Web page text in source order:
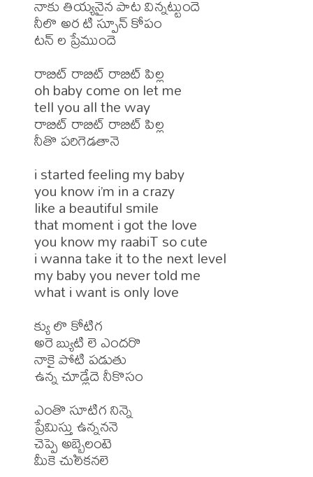
నాకు తియ్యనైన పాట విన్నట్టుందె
నీలొ అర టి స్పూన్ కోపం
టన్ ల ప్రేముందె
రాబిట్ రాబిట్ రాబిట్ పిల్ల
oh baby come on let me
tell you all the way
రాబిట్ రాబిట్ రాబిట్ పిల్ల
నీతొ పరిగెడతానె
i started feeling my baby
you know i’m in a crazy
like a beautiful smile
that moment i got the love
you know my raabiT so cute
i wanna take it to the next level
my baby you never told me
what i want is only love
క్యు లొ కోటిగ
అరె బ్యుటి లె ఎందరొ
నాకై పోటి పడుతు
ఉన్న చూడ్లేదె నీకొసం
ఎంతొ సూటిగ నిన్నె
ప్రేమిస్తు ఉన్నననె
చెప్పె అబ్బైలంటె
మీకె చులకనలె